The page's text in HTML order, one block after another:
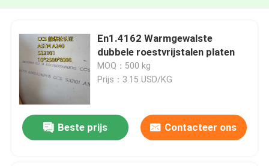
En1.4162 Warmgewalste
dubbele roestvrijstalen platen
MOQ：500 kg
Prijs：3.15 USD/KG
Beste prijs Contacteer ons